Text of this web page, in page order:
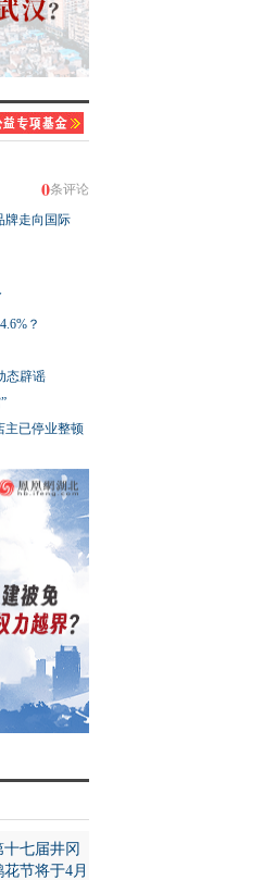
0条评论
牌走向国际
？
态辟谣
主已停业整顿
十七届井冈
节将于4月